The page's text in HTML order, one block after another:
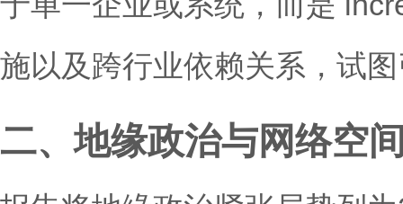
施以及跨行业依赖关系，试图
二、地缘政治与网络空